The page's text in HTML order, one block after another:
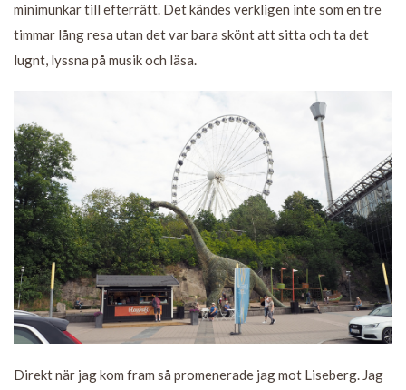
minimunkar till efterrätt. Det kändes verkligen inte som en tre
timmar lång resa utan det var bara skönt att sitta och ta det
lugnt, lyssna på musik och läsa.
Direkt när jag kom fram så promenerade jag mot Liseberg. Jag